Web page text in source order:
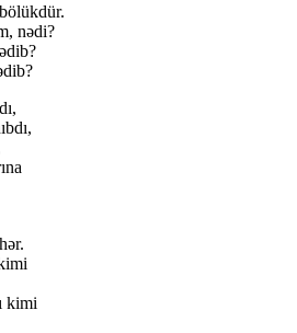
nədi?
kimi